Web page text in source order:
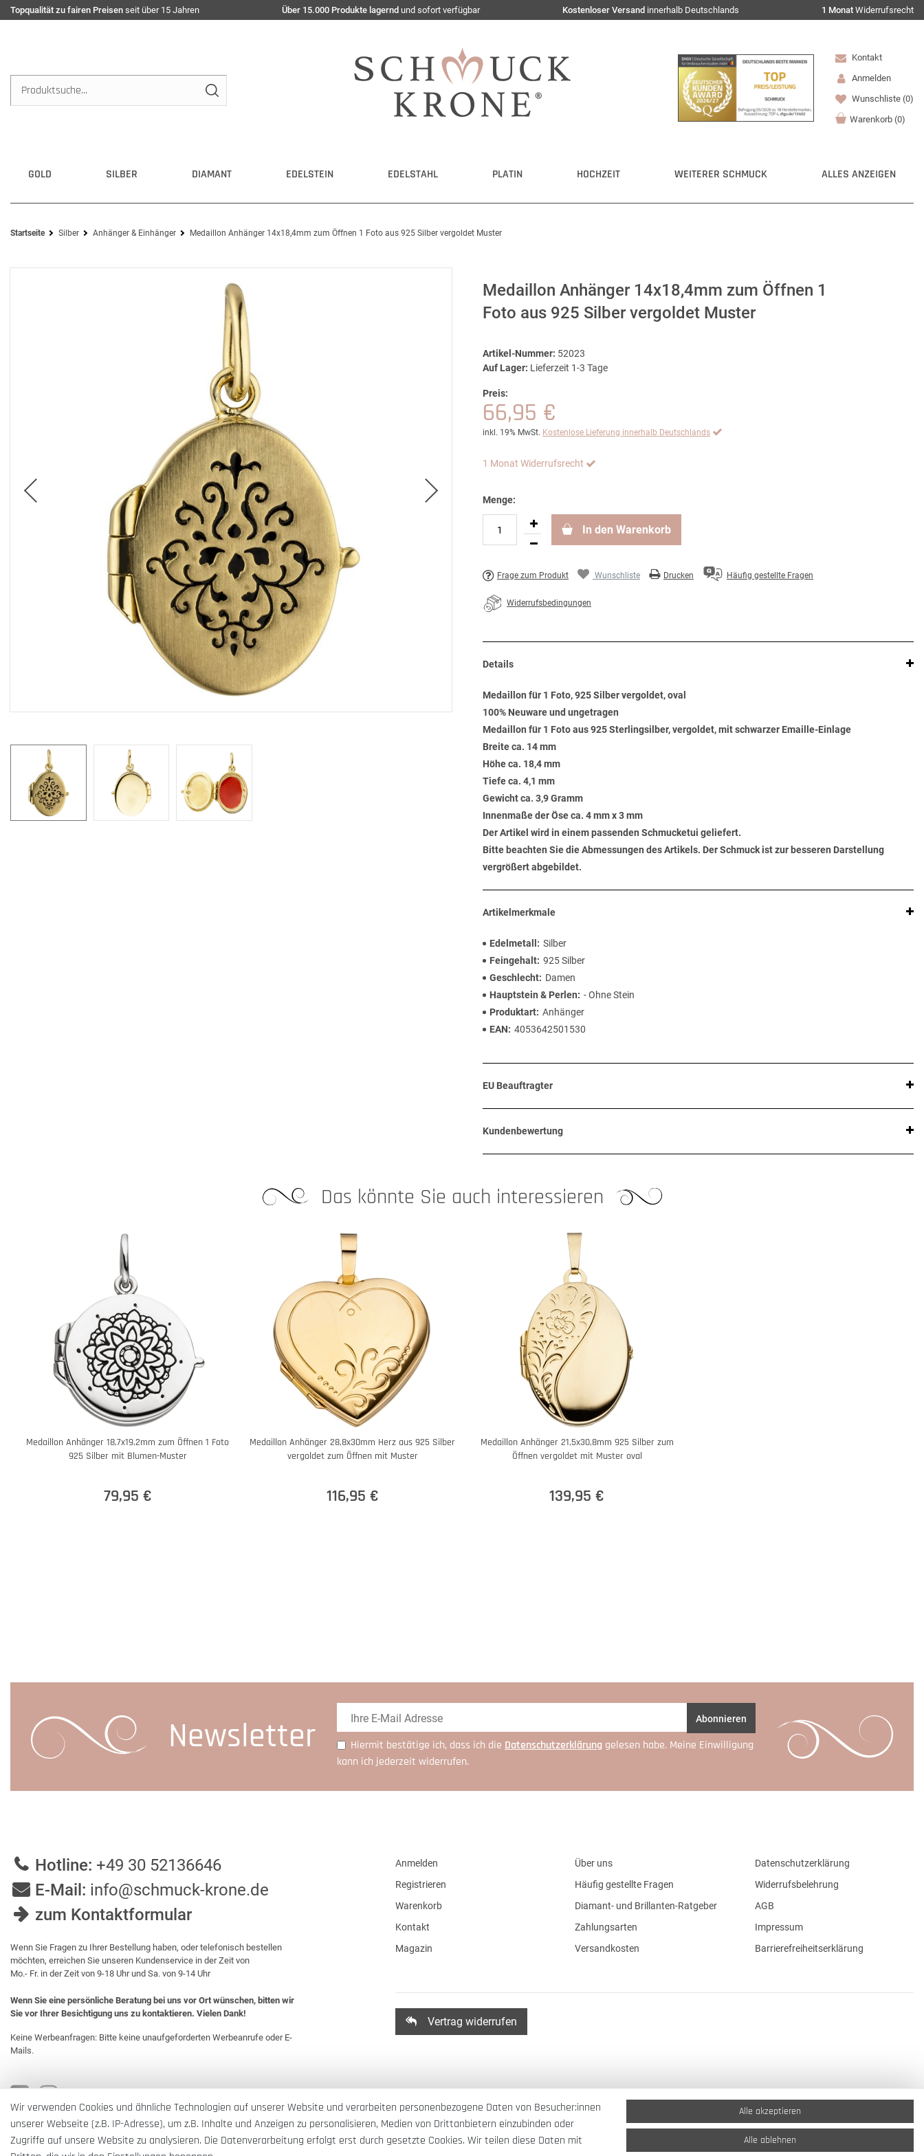
Topqualität zu fairen Preisen seit über 15 Jahren Über 15.000 Produkte lagernd und sofort verfügbar Kostenloser Versand innerhalb Deutschlands 1 Monat Widerrufsrecht
Kontakt
Anmelden
Wunschliste (0)
Warenkorb (0)
GOLD SILBER DIAMANT EDELSTEIN EDELSTAHL PLATIN HOCHZEIT WEITERER SCHMUCK ALLES ANZEIGEN
Startseite Silber Anhänger & Einhänger Medaillon Anhänger 14x18,4mm zum Öffnen 1 Foto aus 925 Silber vergoldet Muster
Medaillon Anhänger 14x18,4mm zum Öffnen 1
Foto aus 925 Silber vergoldet Muster
Artikel-Nummer: 52023
Auf Lager: Lieferzeit 1-3 Tage
Preis:
66,95 €
inkl. 19% MwSt. Kostenlose Lieferung innerhalb Deutschlands
1 Monat Widerrufsrecht
Menge:
In den Warenkorb
Frage zum Produkt Wunschliste Drucken Häufig gestellte Fragen
Widerrufsbedingungen
Details
Medaillon für 1 Foto, 925 Silber vergoldet, oval
100% Neuware und ungetragen
Medaillon für 1 Foto aus 925 Sterlingsilber, vergoldet, mit schwarzer Emaille-Einlage
Breite ca. 14 mm
Höhe ca. 18,4 mm
Tiefe ca. 4,1 mm
Gewicht ca. 3,9 Gramm
Innenmaße der Öse ca. 4 mm x 3 mm
Der Artikel wird in einem passenden Schmucketui geliefert.
Bitte beachten Sie die Abmessungen des Artikels. Der Schmuck ist zur besseren Darstellung
vergrößert abgebildet.
Artikelmerkmale
Edelmetall
Silber
Feingehalt 925 Silber
Geschlecht
Damen
Hauptstein & Perlen
- Ohne Stein
Produktart Anhänger
EAN
4053642501530
EU Beauftragter
Kundenbewertung
Das könnte Sie auch interessieren
Medaillon Anhänger 18,7x19,2mm zum Öffnen 1 Foto
925 Silber mit Blumen-Muster
79,95 €
Medaillon Anhänger 28,8x30mm Herz aus 925 Silber
vergoldet zum Öffnen mit Muster
116,95 €
Medaillon Anhänger 21,5x30,8mm 925 Silber zum
Öffnen vergoldet mit Muster oval
139,95 €
Newsletter Abonnieren
Hiermit bestätige ich, dass ich die Daten­schutz­erklärung gelesen habe. Meine Einwilligung
kann ich jederzeit widerrufen.
Hotline: +49 30 52136646
E-Mail: info@schmuck-krone.de
zum Kontaktformular
Wenn Sie Fragen zu Ihrer Bestellung haben, oder telefonisch bestellen
möchten, erreichen Sie unseren Kundenservice in der Zeit von
Mo.- Fr. in der Zeit von 9-18 Uhr und Sa. von 9-14 Uhr
Wenn Sie eine persönliche Beratung bei uns vor Ort wünschen, bitten wir
Sie vor Ihrer Besichtigung uns zu kontaktieren. Vielen Dank!
Keine Werbeanfragen: Bitte keine unaufgeforderten Werbeanrufe oder E-
Mails.
Anmelden
Registrieren
Warenkorb
Kontakt
Magazin
Über uns
Häufig gestellte Fragen
Diamant- und Brillanten-Ratgeber
Zahlungsarten
Versandkosten
Datenschutzerklärung
Widerrufsbelehrung
AGB
Impressum
Barrierefreiheitserklärung
Vertrag widerrufen
Wir verwenden Cookies und ähnliche Technologien auf unserer Website und verarbeiten personenbezogene Daten von Besucher:innen
unserer Webseite (z.B. IP-Adresse), um z.B. Inhalte und Anzeigen zu personalisieren, Medien von Drittanbietern einzubinden oder
Zugriffe auf unsere Website zu analysieren. Die Datenverarbeitung erfolgt erst durch gesetzte Cookies. Wir teilen diese Daten mit
Alle akzeptieren
Alle ablehnen